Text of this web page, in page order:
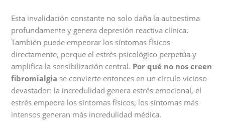
Esta invalidación constante no solo daña la autoestima
profundamente y genera depresión reactiva clínica.
También puede empeorar los síntomas físicos
directamente, porque el estrés psicológico perpetúa y
amplifica la sensibilización central. Por qué no nos creen
fibromialgia se convierte entonces en un círculo vicioso
devastador: la incredulidad genera estrés emocional, el
estrés empeora los síntomas físicos, los síntomas más
intensos generan más incredulidad médica.